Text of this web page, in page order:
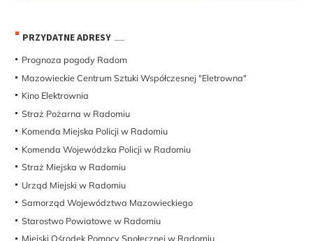
PRZYDATNE ADRESY
Prognoza pogody Radom
Mazowieckie Centrum Sztuki Współczesnej "Eletrowna"
Kino Elektrownia
Straż Pożarna w Radomiu
Komenda Miejska Policji w Radomiu
Komenda Wojewódzka Policji w Radomiu
Straż Miejska w Radomiu
Urząd Miejski w Radomiu
Samorząd Województwa Mazowieckiego
Starostwo Powiatowe w Radomiu
Miejski Ośrodek Pomocy Społecznej w Radomiu